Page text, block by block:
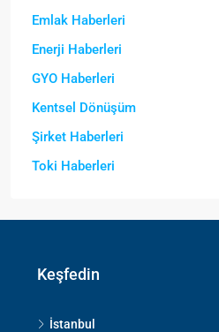
Emlak Haberleri
Enerji Haberleri
GYO Haberleri
Kentsel Dönüşüm
Şirket Haberleri
Toki Haberleri
Keşfedin
İstanbul